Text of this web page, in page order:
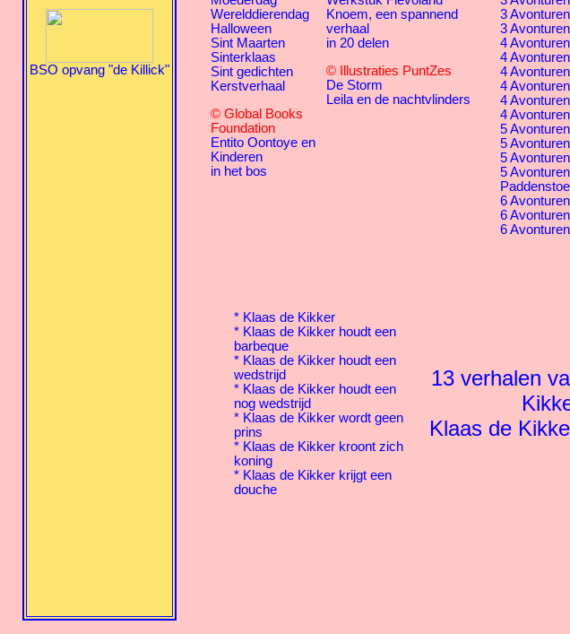
BSO opvang "de Killick"
Werelddierendag
Halloween
Sint Maarten
Sinterklaas
Sint gedichten
Kerstverhaal
© Global Books
Foundation
Entito Oontoye en
Kinderen
in het bos
Knoem, een spannend
verhaal
in 20 delen
© Illustraties PuntZes
De Storm
Leila en de nachtvlinders
3
3
4
4
4
4
4
4
5
5
5
5
Paddenstoel
6
6
6
* Klaas de Kikker
* Klaas de Kikker houdt een
barbeque
* Klaas de Kikker houdt een
wedstrijd
* Klaas de Kikker houdt een
nog wedstrijd
* Klaas de Kikker wordt geen
prins
* Klaas de Kikker kroont zich
koning
* Klaas de Kikker krijgt een
douche
13 verhalen
Klaas de